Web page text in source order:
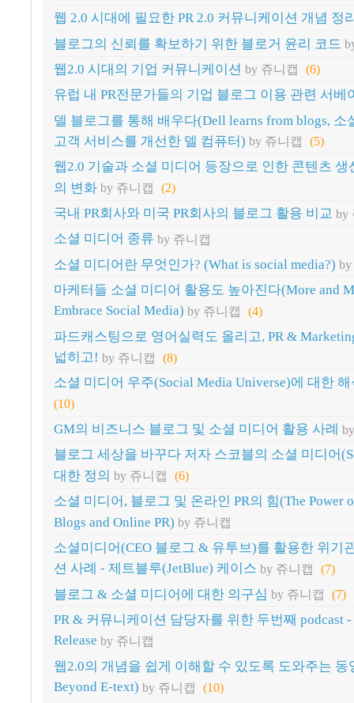
웹 2.0 시대에 필요한 PR 2.0 커뮤니케이션 개념 정
블로그의 신뢰를 확보하기 위한 블로거 윤리 코드
웹2.0 시대의 기업 커뮤니케이션 by 쥬니캡 (6)
유럽 내 PR전문가들의 기업 블로그 이용 관련 서베
델 블로그를 통해 배우다(Dell learns from blogs, 소
고객 서비스를 개선한 델 컴퓨터) by 쥬니캡 (5)
웹2.0 기술과 소셜 미디어 등장으로 인한 콘텐츠 생
의 변화 by 쥬니캡 (2)
국내 PR회사와 미국 PR회사의 블로그 활용 비교 by
소셜 미디어 종류 by 쥬니캡
소셜 미디어란 무엇인가? (What is social media?)
마케터들 소셜 미디어 활용도 높아진다(More and
Embrace Social Media) by 쥬니캡 (4)
파드캐스팅으로 영어실력도 올리고, PR &
넓히고! by 쥬니캡 (8)
소셜 미디어 우주(Social Media Universe)에 대한 해
(10)
GM의 비즈니스 블로그 및 소셜 미디어 활용 사례
블로그 세상을 바꾸다 저자 스코블의 소셜 미디어
대한 정의 by 쥬니캡 (6)
소셜 미디어, 블로그 및 온라인 PR의 힘(The Power
Blogs and Online PR) by 쥬니캡
소셜미디어(CEO 블로그 & 유투브)를 활용한 위기
션 사례 - 제트블루(JetBlue) 케이스 by 쥬니캡 (7)
블로그 & 소셜 미디어에 대한 의구심 by 쥬니캡 (7)
PR & 커뮤니케이션 담당자를 위한 두번째 podcast -
Release by 쥬니캡
웹2.0의 개념을 쉽게 이해할 수 있도록 도와주는
Beyond E-text) by 쥬니캡 (10)